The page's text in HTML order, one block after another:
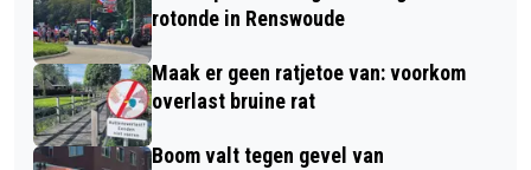
GINKELSE HEIDErotonde in Renswoude
Maak er geen ratjetoe van: voorkom
overlast bruine rat
Boom valt tegen gevel van